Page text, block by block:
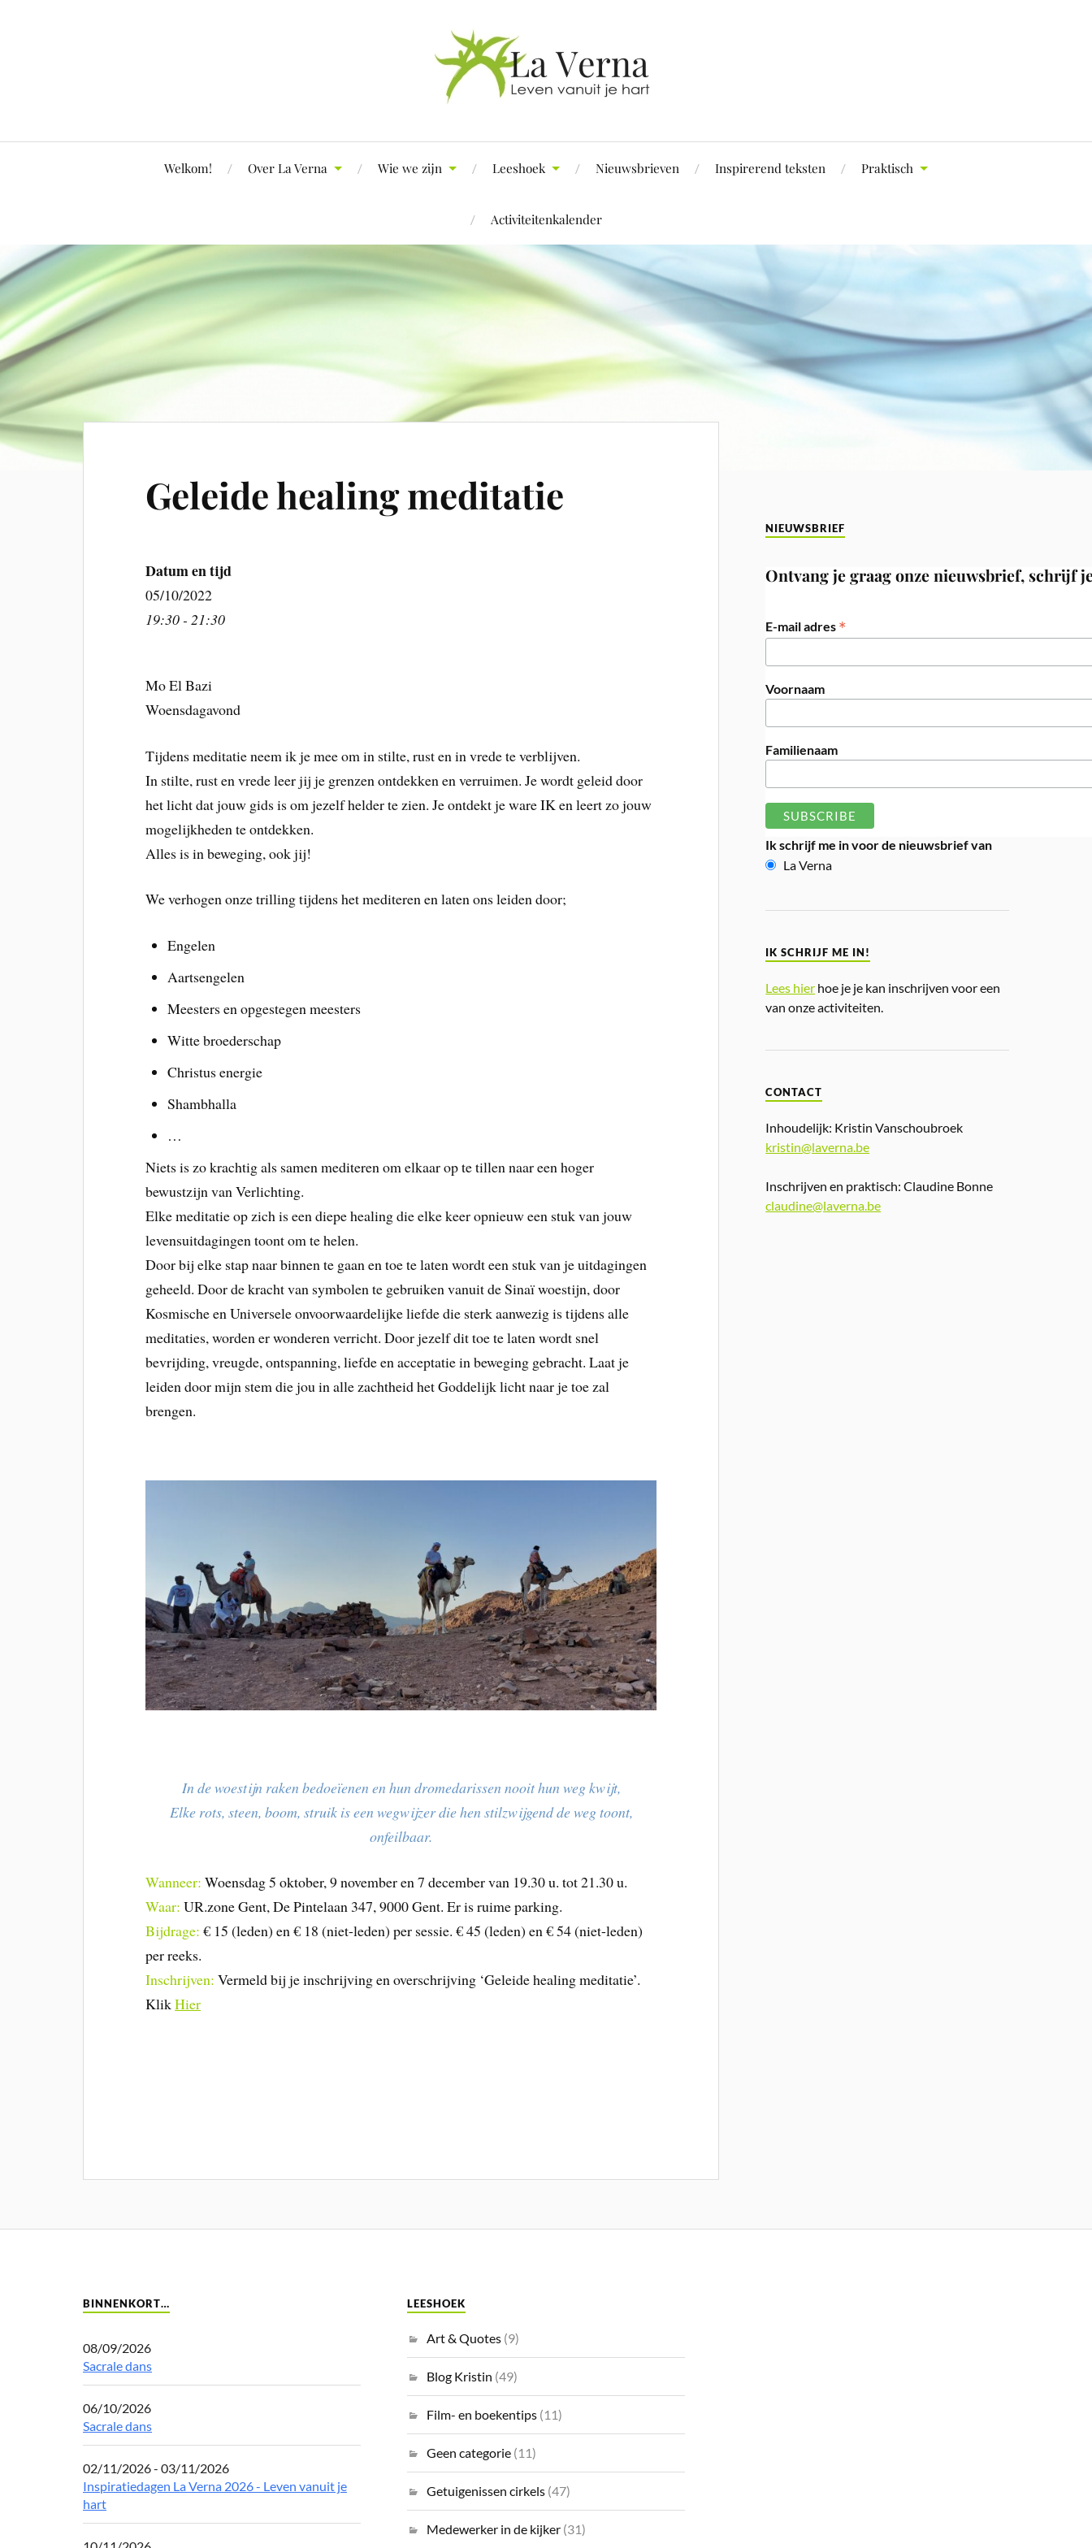
Welkom! Over La Verna Wie we zijn Leeshoek Nieuwsbrieven Inspirerend teksten Praktisch
Activiteitenkalender
Geleide healing meditatie
Datum en tijd
05/10/2022
19:30 - 21:30
Mo El Bazi
Woensdagavond
Tijdens meditatie neem ik je mee om in stilte, rust en in vrede te verblijven.
In stilte, rust en vrede leer jij je grenzen ontdekken en verruimen. Je wordt geleid door
het licht dat jouw gids is om jezelf helder te zien. Je ontdekt je ware IK en leert zo jouw
mogelijkheden te ontdekken.
Alles is in beweging, ook jij!
We verhogen onze trilling tijdens het mediteren en laten ons leiden door;
Engelen
Aartsengelen
Meesters en opgestegen meesters
Witte broederschap
Christus energie
Shambhalla
…
Niets is zo krachtig als samen mediteren om elkaar op te tillen naar een hoger
bewustzijn van Verlichting.
Elke meditatie op zich is een diepe healing die elke keer opnieuw een stuk van jouw
levensuitdagingen toont om te helen.
Door bij elke stap naar binnen te gaan en toe te laten wordt een stuk van je uitdagingen
geheeld. Door de kracht van symbolen te gebruiken vanuit de Sinaï woestijn, door
Kosmische en Universele onvoorwaardelijke liefde die sterk aanwezig is tijdens alle
meditaties, worden er wonderen verricht. Door jezelf dit toe te laten wordt snel
bevrijding, vreugde, ontspanning, liefde en acceptatie in beweging gebracht. Laat je
leiden door mijn stem die jou in alle zachtheid het Goddelijk licht naar je toe zal
brengen.
In de woestijn raken bedoeïenen en hun dromedarissen nooit hun weg kwijt,
Elke rots, steen, boom, struik is een wegwijzer die hen stilzwijgend de weg toont,
onfeilbaar.
Wanneer: Woensdag 5 oktober, 9 november en 7 december van 19.30 u. tot 21.30 u.
Waar: UR.zone Gent, De Pintelaan 347, 9000 Gent. Er is ruime parking.
Bijdrage: € 15 (leden) en € 18 (niet-leden) per sessie. € 45 (leden) en € 54 (niet-leden)
per reeks.
Inschrijven: Vermeld bij je inschrijving en overschrijving ‘Geleide healing meditatie’.
KlikHier
NIEUWSBRIEF
Ontvang je graag onze nieuwsbrief, schrijf
E-mail adres *
Voornaam
Familienaam
Ik schrijf me in voor de nieuwsbrief van
La Verna
IK SCHRIJF ME IN!
Lees hier hoe je je kan inschrijven voor een
van onze activiteiten.
CONTACT
Inhoudelijk: Kristin Vanschoubroek
kristin@laverna.be
Inschrijven en praktisch: Claudine Bonne
claudine@laverna.be
BINNENKORT…
08/09/2026
Sacrale dans
06/10/2026
Sacrale dans
02/11/2026 - 03/11/2026
Inspiratiedagen La Verna 2026 - Leven vanuit je
hart
LEESHOEK
Art & Quotes (9)
Blog Kristin (49)
Film- en boekentips (11)
Geen categorie (11)
Getuigenissen cirkels (47)
Medewerker in de kijker (31)